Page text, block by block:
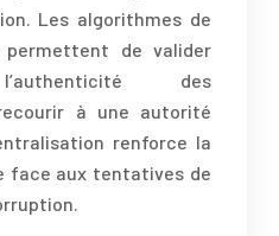
Les algorithmes de
permettent de valider
des
à une autorité
renforce la
face aux tentatives de